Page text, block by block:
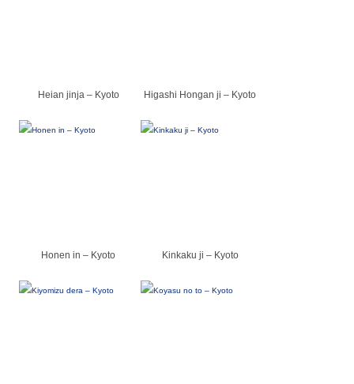
Heian jinja – Kyoto Higashi Hongan ji – Kyoto
Honen in – Kyoto Kinkaku ji – Kyoto